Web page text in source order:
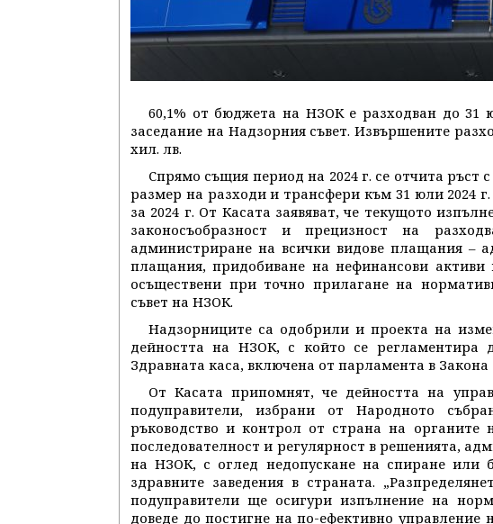
60,1% от бюджета на НЗОК е разходван до 31
заседание на Надзорния съвет. Извършените
хил. лв.
Спрямо същия период на 2024 г. се отчита ръст
размер на разходи и трансфери към 31 юли 2024
за 2024 г. От Касата заявяват, че текущото
законосъобразност и прецизност на
администриране на всички видове плащания –
плащания, придобиване на нефинансови
осъществени при точно прилагане на
съвет на НЗОК.
Надзорниците са одобрили и проекта на
дейността на НЗОК, с който се регламентира
Здравната каса, включена от парламента в Закона
От Касата припомнят, че дейността на
подуправители, избрани от Народното
ръководство и контрол от страна на
последователност и регулярност в решенията,
на НЗОК, с оглед недопускане на спиране или
здравните заведения в страната.
подуправители ще осигури изпълнение на
доведе до постигне на по-ефективно